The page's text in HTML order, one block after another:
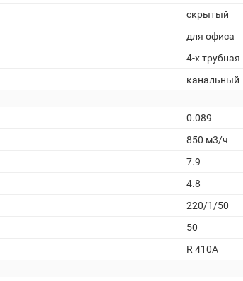
скрытый
для офиса
4-х трубная
канальный
0.089
850 м3/ч
7.9
4.8
220/1/50
50
R 410A